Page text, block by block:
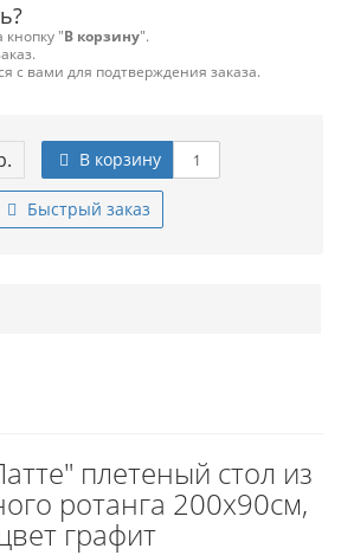
"В корзину".
с вами для подтверждения заказа.
В корзину
Быстрый заказ
плетеный стол из
ротанга 200х90см,
графит